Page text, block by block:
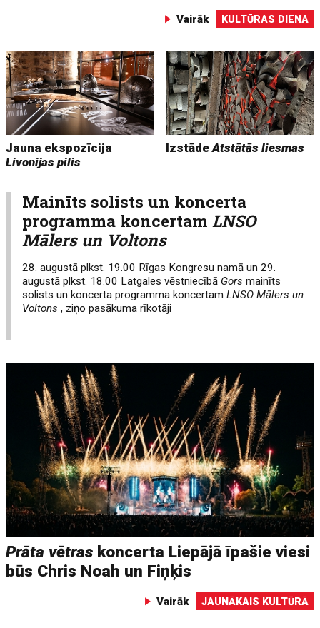
Vairāk KULTŪRAS DIENA
Jauna ekspozīcija
Livonijas pilis
IzstādeAtstātās liesmas
Mainīts solists un koncerta
programma koncertamLNSO
Mālers un Voltons
28. augustā plkst. 19.00 Rīgas Kongresu namā un 29.
augustā plkst. 18.00 Latgales vēstniecībā Gors mainīts
solists un koncerta programma koncertamLNSO Mālers un
Voltons , ziņo pasākuma rīkotāji
Prāta vētras koncerta Liepājā īpašie viesi
būs Chris Noah un Fiņķis
Vairāk JAUNĀKAIS KULTŪRĀ